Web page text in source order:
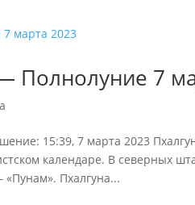
Полнолуние 7
15:39, 7 марта 2023
календаре. В северных
Пхалгуна...